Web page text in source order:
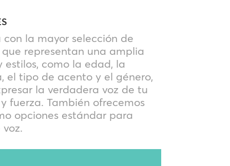
la mayor selección de
representan una amplia
como la edad, la
el tipo de acento y el género,
la verdadera voz de tu
fuerza. También ofrecemos
opciones estándar para